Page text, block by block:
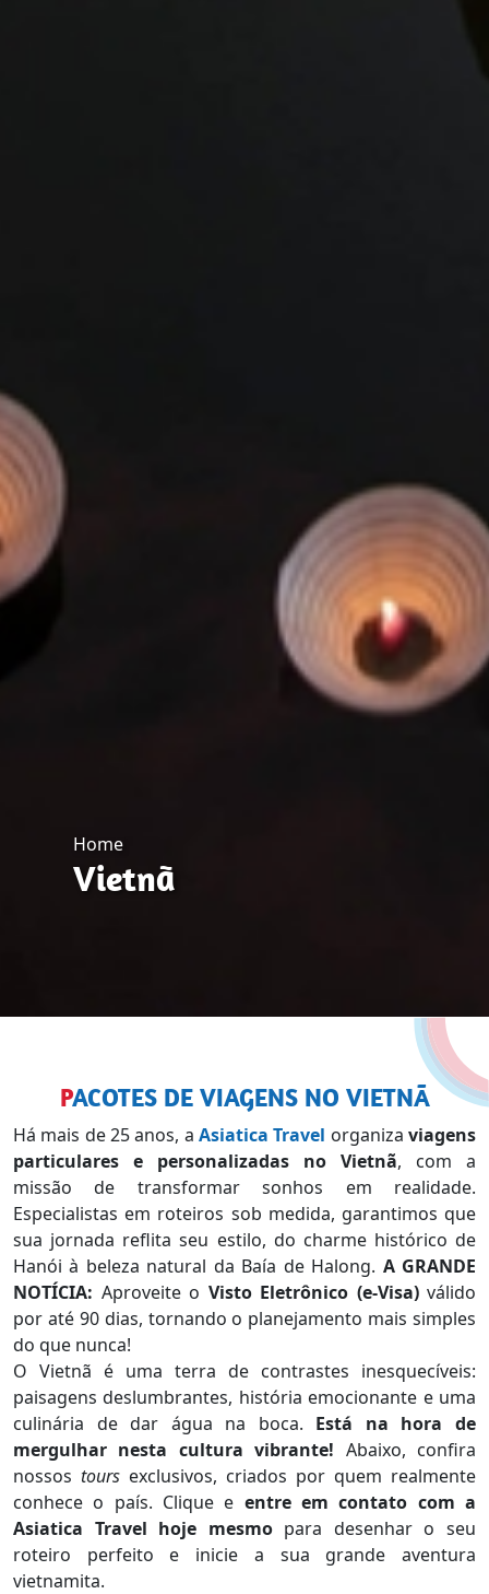
Home
Vietnã
PACOTES DE VIAGENS NO VIETNÃ
Há mais de 25 anos, a Asiatica Travel organiza viagens
particulares e personalizadas no Vietnã, com a
missão de transformar sonhos em realidade.
Especialistas em roteiros sob medida, garantimos que
sua jornada reflita seu estilo, do charme histórico de
Hanói à beleza natural da Baía de Halong. A GRANDE
NOTÍCIA: Aproveite o Visto Eletrônico (e-Visa)válido
por até 90 dias, tornando o planejamento mais simples
do que nunca!
O Vietnã é uma terra de contrastes inesquecíveis:
paisagens deslumbrantes, história emocionante e uma
culinária de dar água na boca. Está na hora de
mergulhar nesta cultura vibrante! Abaixo, confira
nossos tours exclusivos, criados por quem realmente
conhece o país. Clique e entre em contato com a
Asiatica Travel hoje mesmopara desenhar o seu
roteiro perfeito e inicie a sua grande aventura
vietnamita.